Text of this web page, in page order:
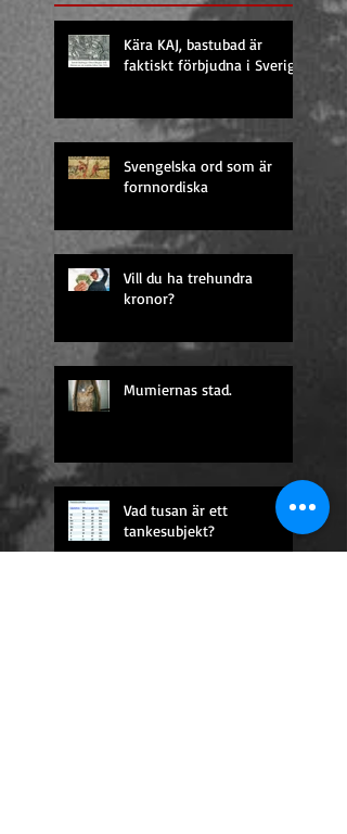
Kära KAJ, bastubad är
faktiskt förbjudna i Sverige
Svengelska ord som är
fornnordiska
Vill du ha trehundra
kronor?
Mumiernas stad.
Vad tusan är ett
tankesubjekt?